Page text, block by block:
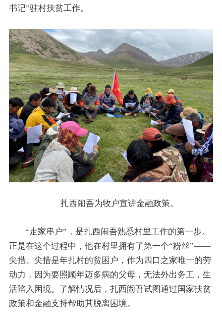
书记”驻村扶贫工作。
扎西闹吾为牧户宣讲金融政策。
“走家串户”，是扎西闹吾熟悉村里工作的第一步。
正是在这个过程中，他在村里拥有了第一个“粉丝”——
尖措。尖措是年扎村的贫困户，作为四口之家唯一的劳
动力，因为要照顾年迈多病的父母，无法外出务工，生
活陷入困境。了解情况后，扎西闹吾试图通过国家扶贫
政策和金融支持帮助其脱离困境。